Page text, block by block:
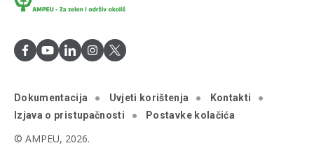
Dokumentacija Uvjeti korištenja
Kontakti
Izjava o pristupačnosti
Postavke kolačića
© AMPEU, 2026.